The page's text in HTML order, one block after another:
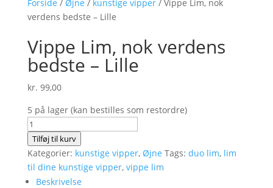
Forside / Øjne / kunstige vipper/ Vippe Lim, nok
verdens bedste – Lille
Vippe Lim, nok verdens
bedste – Lille
kr. 99,00
5 på lager (kan bestilles som restordre)
Vippe
Lim,
nok
verdens
bedste
Tilføj til kurv
Kategorier: kunstige vipper, Øjne Tags: duo lim, lim
til dine kunstige vipper, vippe lim
Beskrivelse